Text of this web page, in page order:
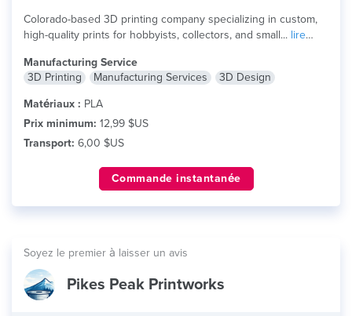
Colorado-based 3D printing company specializing in custom,
high-quality prints for hobbyists, collectors, and small... lire
Manufacturing Service
3D Printing
Manufacturing Services
3D Design
Matériaux : PLA
Prix minimum: 12,99 $US
Transport: 6,00 $US
Commande instantanée
Soyez le premier à laisser un avis
Pikes Peak Printworks